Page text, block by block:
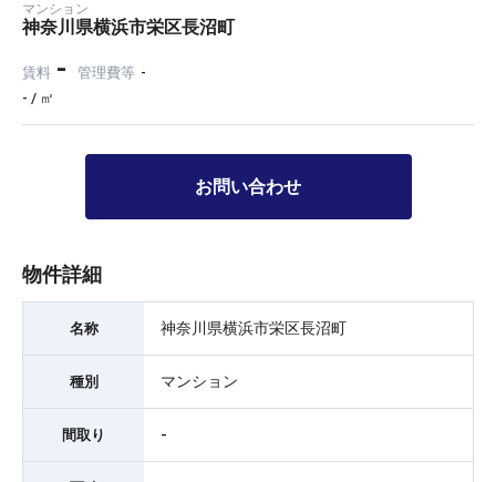
マンション
神奈川県横浜市栄区長沼町
賃料 - 管理費等 -
- / ㎡
お問い合わせ
物件詳細
名称 神奈川県横浜市栄区長沼町
種別 マンション
間取り -